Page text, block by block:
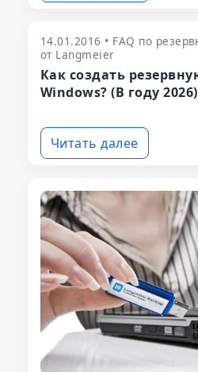
14.01.2016 • FAQ по
от Langmeier
Как создать
Windows? (В году 2026)
Читать далее